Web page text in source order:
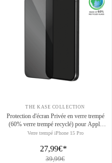
THE KASE COLLECTION
Protection d'écran Privée en verre trempé
(60% verre trempé recyclé) pour Apple
iPhone 15 Pro, Noir
Verre trempé iPhone 15 Pro
27,99€*
39,99€